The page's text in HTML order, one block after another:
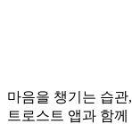
마음을 챙기는 습관,
트로스트 앱과 함께